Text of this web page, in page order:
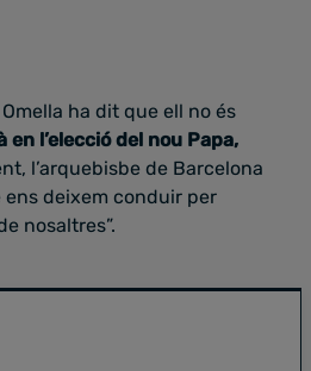
ha dit que ell no és
l’elecció del nou Papa,
l’arquebisbe de Barcelona
ens deixem conduir per
nosaltres”.